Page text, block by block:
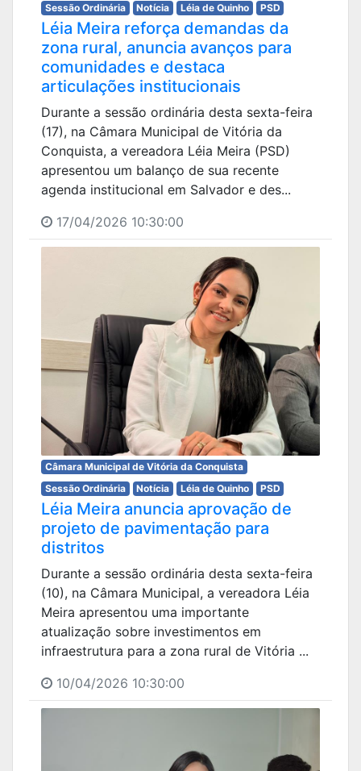
Sessão Ordinária
Notícia Léia de Quinho PSD
Léia Meira reforça demandas da
zona rural, anuncia avanços para
comunidades e destaca
articulações institucionais
Durante a sessão ordinária desta sexta-feira
(17), na Câmara Municipal de Vitória da
Conquista, a vereadora Léia Meira (PSD)
apresentou um balanço de sua recente
agenda institucional em Salvador e des...
17/04/2026 10:30:00
Câmara Municipal de Vitória da Conquista
Sessão Ordinária
Notícia Léia de Quinho PSD
Léia Meira anuncia aprovação de
projeto de pavimentação para
distritos
Durante a sessão ordinária desta sexta-feira
(10), na Câmara Municipal, a vereadora Léia
Meira apresentou uma importante
atualização sobre investimentos em
infraestrutura para a zona rural de Vitória ...
10/04/2026 10:30:00